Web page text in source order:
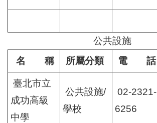
名 稱 所屬分類 電 話
公共設施
臺北市立
成功高級
中學
公共設施/
學校
02-2321-
6256